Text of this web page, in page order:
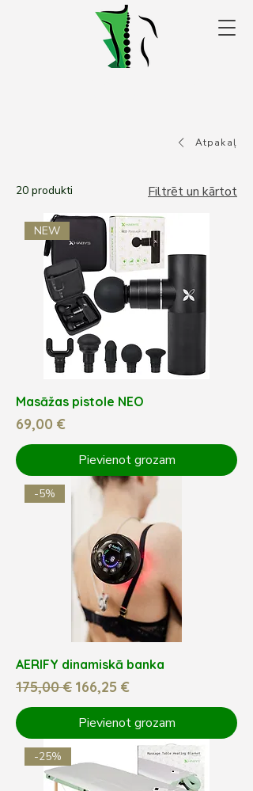
Atpakaļ
20 produkti Filtrēt un kārtot
NEW
Masāžas pistole NEO
Cena
69,00 €
Pievienot grozam
-5%
AERIFY dinamiskā banka
Parastā cena
175,00 € Izpārdošanas cena
166,25 €
Pievienot grozam
-25%